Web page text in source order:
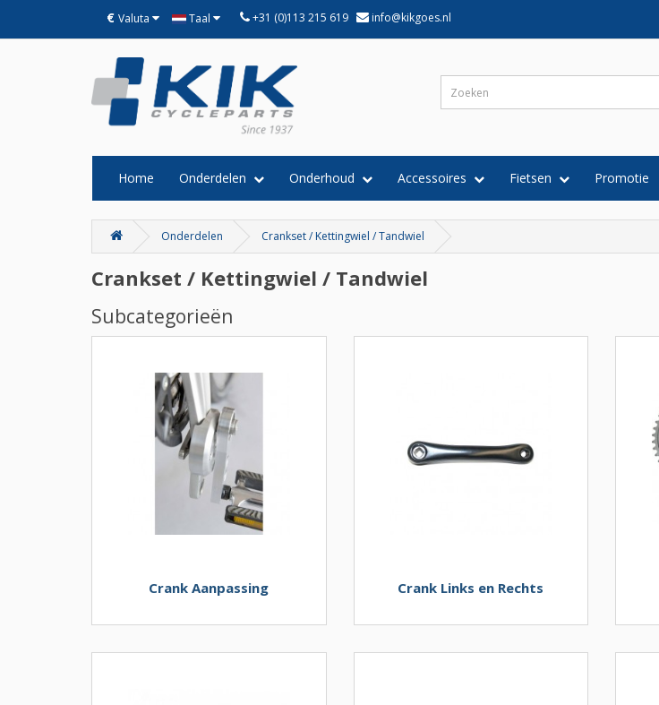
€ Valuta Taal +31 (0)113 215 619 info@kikgoes.nl
Home Onderdelen Onderhoud Accessoires Fietsen Promotie
Onderdelen Crankset / Kettingwiel / Tandwiel
Crankset / Kettingwiel / Tandwiel
Subcategorieën
Crank Aanpassing Crank Links en Rechts